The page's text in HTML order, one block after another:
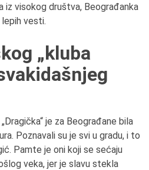
iz visokog društva, Beograđanka
vesti.
„kluba
je za Beograđane bila
Poznavali su je svi u gradu, i to
Pamte je oni koji se sećaju
veka, jer je slavu stekla